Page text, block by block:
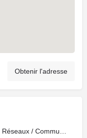
Obtenir l'adresse